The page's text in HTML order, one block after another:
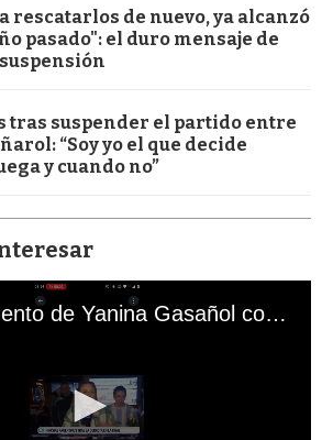
rescatarlos de nuevo, ya alcanzó
pasado": el duro mensaje de
tras suspender el partido entre
“Soy yo el que decide
y cuando no”
El mal momento de Yanina Gasañol con un hincha argentino en "Subrayado"